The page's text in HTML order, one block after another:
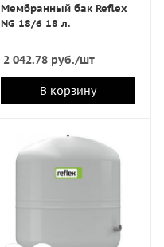
Мембранный бак Reflex
NG 18/6 18 л.
2 042.78руб./шт
В корзину